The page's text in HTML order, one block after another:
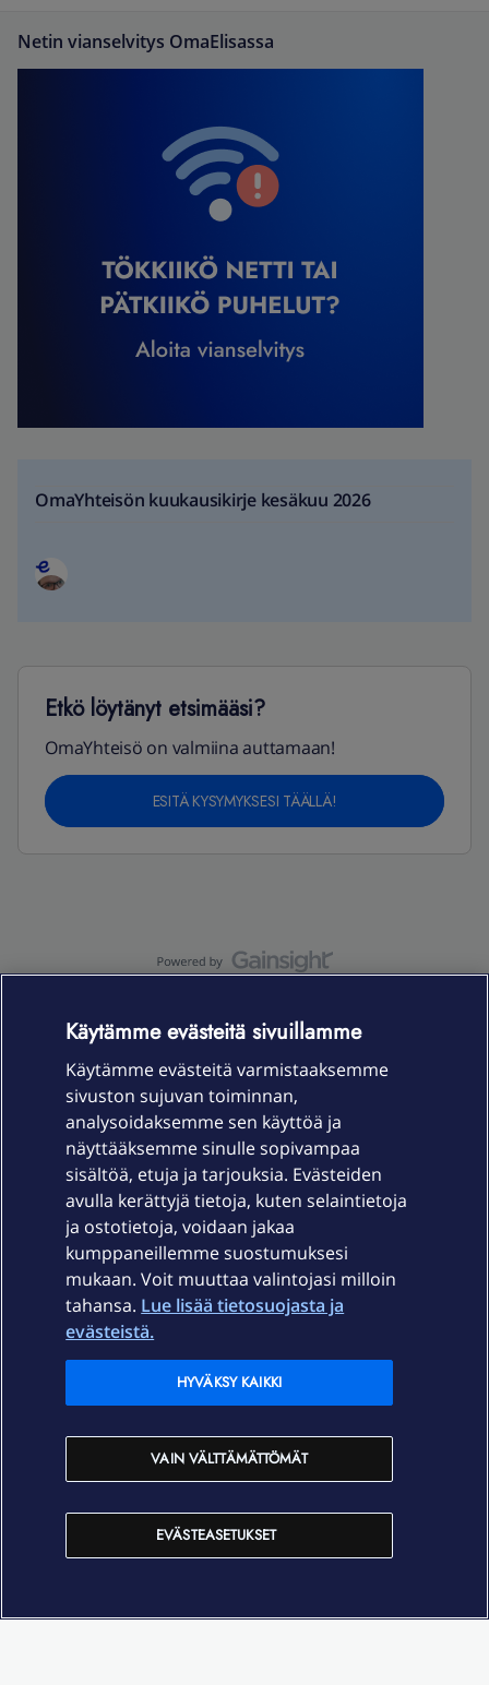
Netin vianselvitys OmaElisassa
OmaYhteisön kuukausikirje kesäkuu 2026
Etkö löytänyt etsimääsi?
OmaYhteisö on valmiina auttamaan!
ESITÄ KYSYMYKSESI TÄÄLLÄ!
Laitteet & liittymät
Palvelut
Ajankohtaista
Elisa Oyj
In English
Käytämme evästeitä sivuillamme
Käytämme evästeitä varmistaaksemme
sivuston sujuvan toiminnan,
analysoidaksemme sen käyttöä ja
näyttääksemme sinulle sopivampaa
sisältöä, etuja ja tarjouksia. Evästeiden
avulla kerättyjä tietoja, kuten selaintietoja
ja ostotietoja, voidaan jakaa
kumppaneillemme suostumuksesi
mukaan. Voit muuttaa valintojasi milloin
tahansa. Lue lisää tietosuojasta ja
evästeistä.
EVÄSTEASETUKSET
VAIN VÄLTTÄMÄTTÖMÄT
HYVÄKSY KAIKKI